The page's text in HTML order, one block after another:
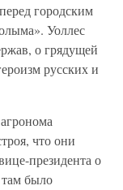
городским
Уоллес
о грядущей
русских и
что они
президента о
было